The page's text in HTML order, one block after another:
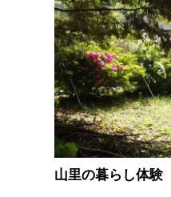
山里の暮らし体験